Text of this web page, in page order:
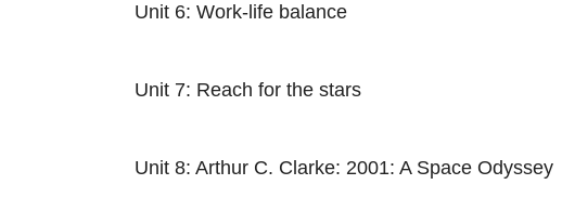
Unit 6: Work-life balance
Unit 7: Reach for the stars
Unit 8: Arthur C. Clarke: 2001: A Space Odyssey